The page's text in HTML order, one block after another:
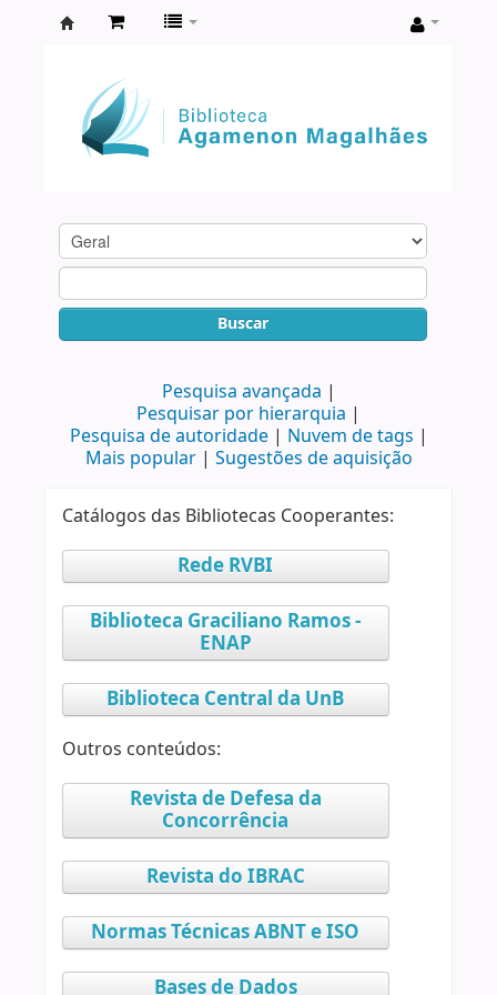
Agamenon
Magalhães
Buscar
Pesquisa avançada
Pesquisar por hierarquia
Pesquisa de autoridade
Nuvem de tags
Mais popular
Sugestões de aquisição
Catálogos das Bibliotecas Cooperantes:
Rede RVBI
Biblioteca Graciliano Ramos -
ENAP
Biblioteca Central da UnB
Outros conteúdos:
Revista de Defesa da
Concorrência
Revista do IBRAC
Normas Técnicas ABNT e ISO
Bases de Dados